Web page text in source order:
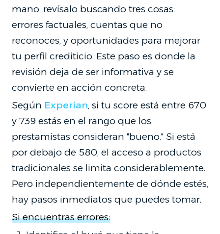
mano, revísalo buscando tres cosas:
errores factuales, cuentas que no
reconoces, y oportunidades para mejorar
tu perfil crediticio. Este paso es donde la
revisión deja de ser informativa y se
convierte en acción concreta.
Según Experian, si tu score está entre 670
y 739 estás en el rango que los
prestamistas consideran "bueno." Si está
por debajo de 580, el acceso a productos
tradicionales se limita considerablemente.
Pero independientemente de dónde estés,
hay pasos inmediatos que puedes tomar.
Si encuentras errores: